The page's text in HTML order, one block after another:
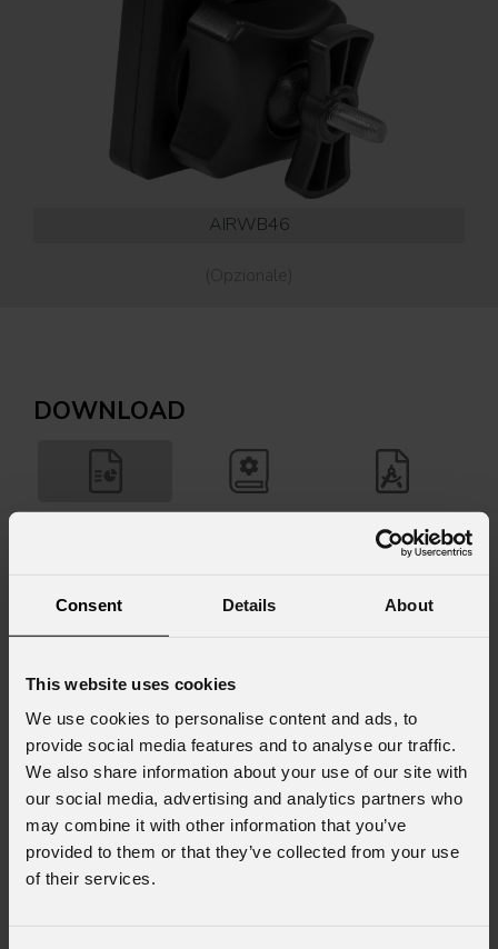
Consent Details About
This website uses cookies
We use cookies to personalise content and ads, to
provide social media features and to analyse our traffic.
We also share information about your use of our site with
our social media, advertising and analytics partners who
may combine it with other information that you’ve
provided to them or that they’ve collected from your use
of their services.
AIRWB46
(Opzionale)
DOWNLOAD
Data sheet & specs
File name
Air04x_A4_DATASHEET.pdf (13/04/2021)